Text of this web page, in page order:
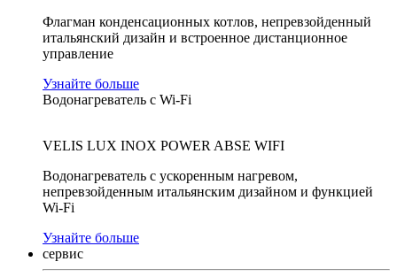
Флагман конденсационных котлов, непревзойденный
итальянский дизайн и встроенное дистанционное
управление
Узнайте больше
Водонагреватель с Wi-Fi
VELIS LUX INOX POWER ABSE WIFI
Водонагреватель с ускоренным нагревом,
непревзойденным итальянским дизайном и функцией
Wi-Fi
Узнайте больше
сервис